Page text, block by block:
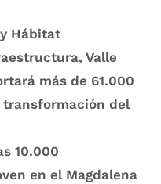
Hábitat
,Valle
más de 61.000
transformación del
10.000
en el Magdalena